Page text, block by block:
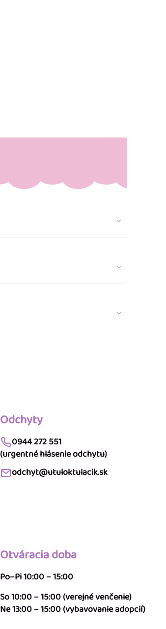
Odchyty
0944 272 551
(urgentné hlásenie odchytu)
odchyt@utuloktulacik.sk
Otváracia doba
Po–Pi 10:00 – 15:00
So 10:00 – 15:00 (verejné venčenie)
Ne 13:00 – 15:00 (vybavovanie adopcií)